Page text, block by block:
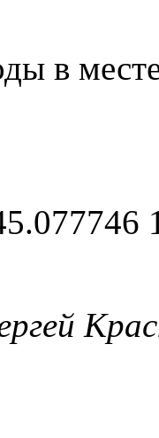
в